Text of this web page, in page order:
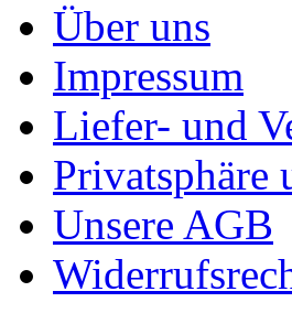
Über uns
Impressum
Liefer- und
Privatsphäre
Unsere AGB